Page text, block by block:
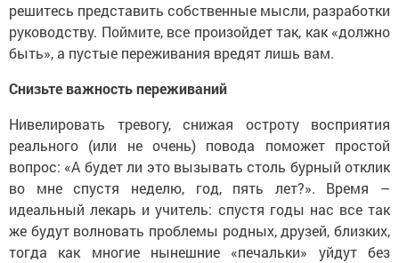
решитесь представить собственные мысли, разработки
руководству. Поймите, все произойдет так, как «должно
быть», а пустые переживания вредят лишь вам.
Снизьте важность переживаний
Нивелировать тревогу, снижая остроту восприятия
реального (или не очень) повода поможет простой
вопрос: «А будет ли это вызывать столь бурный отклик
во мне спустя неделю, год, пять лет?». Время –
идеальный лекарь и учитель: спустя годы нас все так
же будут волновать проблемы родных, друзей, близких,
тогда как многие нынешние «печальки» уйдут без